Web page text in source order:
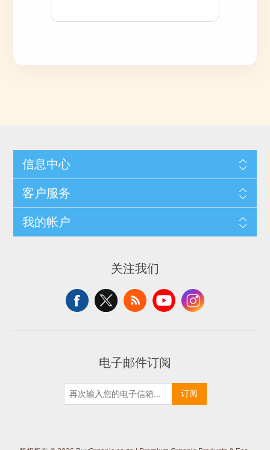
信息中心
客户服务
我的帐户
关注我们
电子邮件订阅
订阅